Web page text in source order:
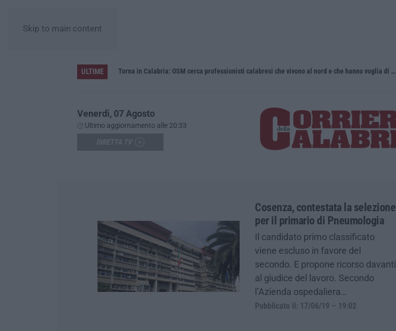
Skip to main content
ULTIME Torna in Calabria: OSM cerca professionisti calabresi che vivono al nord e che hanno voglia di rientrare nella terra di origine
Venerdì, 07 Agosto
Ultimo aggiornamento alle 20:33
Cosenza, contestata la selezione
per il primario di Pneumologia
Il candidato primo classificato
viene escluso in favore del
secondo. E propone ricorso davanti
al giudice del lavoro. Secondo
l’Azienda ospedaliera…
Pubblicato il: 17/06/19 – 19:02